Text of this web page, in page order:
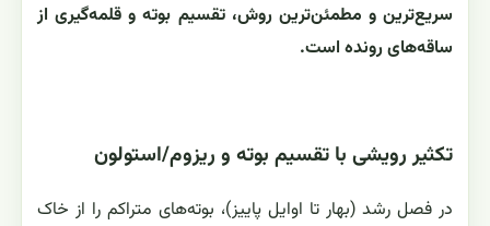
سریع‌ترین و مطمئن‌ترین روش، تقسیم بوته و قلمه‌گیری از
ساقه‌های رونده است.
تکثیر رویشی با تقسیم بوته و ریزوم/استولون
در فصل رشد (بهار تا اوایل پاییز)، بوته‌های متراکم را از خاک